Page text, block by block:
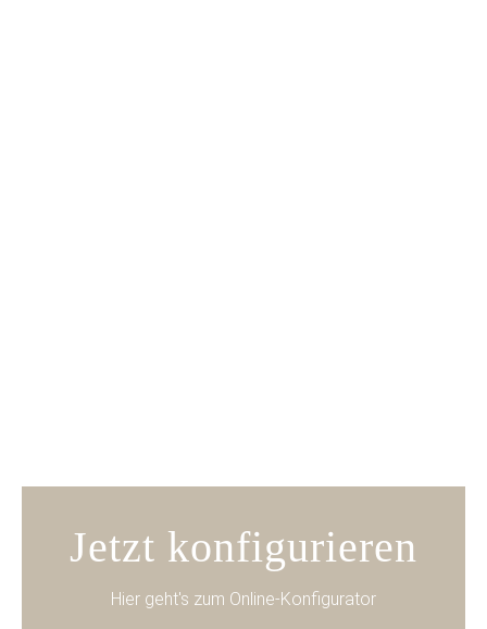
Jetzt konfigurieren
Hier geht's zum Online-Konfigurator